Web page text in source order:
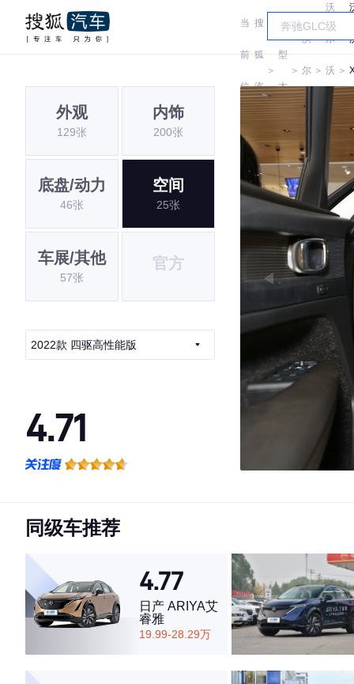
当
前
位
搜
狐
汽
＞
车
型
大
＞
沃
尔
沃
＞
沃
尔
沃
亚
＞
外观
129张
内饰
200张
底盘/动力
46张
空间
25张
车展/其他
57张
官方
2022款 四驱高性能版
4.71
·空间表现一般，低于83%同级车
同级车推荐
4.77
日产 ARIYA艾
睿雅
19.99-28.29万